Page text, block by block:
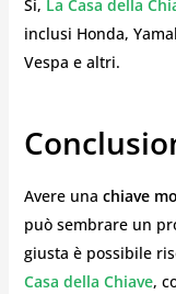
Sì, La Casa della
inclusi Honda,
Vespa e altri.
Avere una chiave
può sembrare un
giusta è possibile
Casa della Chiave,